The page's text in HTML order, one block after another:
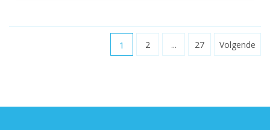
1 2 ... 27 Volgende